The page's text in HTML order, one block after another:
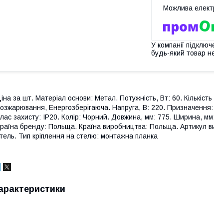
У компанії
будь-який товар
за шт. Матеріал основи: Метал. Потужність, Вт: 60.
Енергозберігаюча. Напруга, В: 220. Призначення:
захисту: IP20. Колір: Чорний. Довжина, мм: 775. Ширина,
бренду: Польща. Країна виробництва: Польща. Артикул
Тип кріплення на стелю: монтажна планка